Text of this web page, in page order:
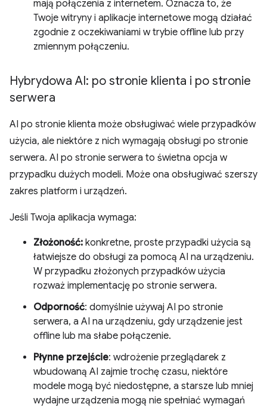
mają połączenia z internetem. Oznacza to, że
Twoje witryny i aplikacje internetowe mogą działać
zgodnie z oczekiwaniami w trybie offline lub przy
zmiennym połączeniu.
Hybrydowa AI: po stronie klienta i po stronie
serwera
AI po stronie klienta może obsługiwać wiele przypadków
użycia, ale niektóre z nich wymagają obsługi po stronie
serwera. AI po stronie serwera to świetna opcja w
przypadku dużych modeli. Może ona obsługiwać szerszy
zakres platform i urządzeń.
Jeśli Twoja aplikacja wymaga:
Złożoność: konkretne, proste przypadki użycia są
łatwiejsze do obsługi za pomocą AI na urządzeniu.
W przypadku złożonych przypadków użycia
rozważ implementację po stronie serwera.
Odporność: domyślnie używaj AI po stronie
serwera, a AI na urządzeniu, gdy urządzenie jest
offline lub ma słabe połączenie.
Płynne przejście: wdrożenie przeglądarek z
wbudowaną AI zajmie trochę czasu, niektóre
modele mogą być niedostępne, a starsze lub mniej
wydajne urządzenia mogą nie spełniać wymagań